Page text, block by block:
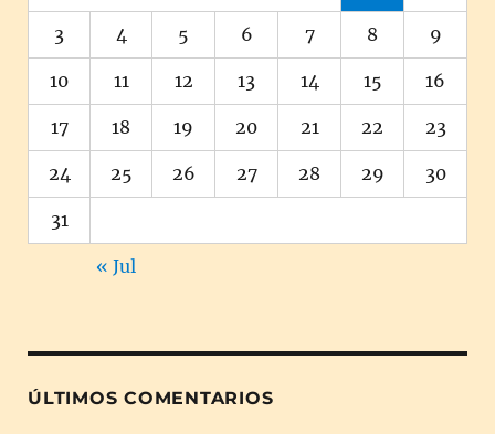
3 4 5 6 7 8 9
10 11 12 13 14 15 16
17 18 19 20 21 22 23
24 25 26 27 28 29 30
31
« Jul
ÚLTIMOS COMENTARIOS